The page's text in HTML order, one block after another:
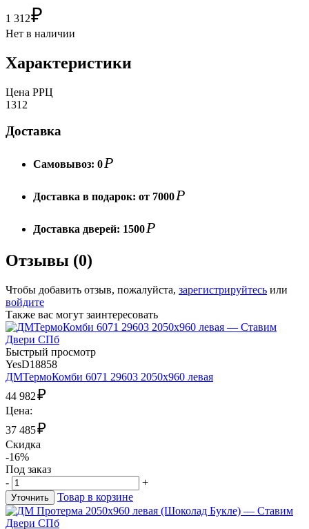
1 312₽
Нет в наличии
Характеристики
Цена РРЦ
1312
Доставка
Самовывоз: 0Р
Доставка в подарок: от 7000Р
Доставка дверей: 1500Р
Отзывы (0)
Чтобы добавить отзыв, пожалуйста, зарегистрируйтесь или
войдите
Также вас могут заинтересовать
Быстрый просмотр
YesD18858
ДМТермоКомби 6071 29603 2050х960 левая
44 982₽
Цена:
37 485₽
Скидка
-16%
Под заказ
-
+
Уточнить Товар в корзине